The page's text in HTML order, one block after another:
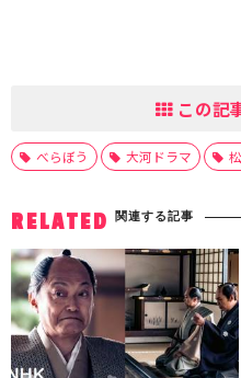
この記
べらぼう 大河ドラマ
RELATED 関連する記事